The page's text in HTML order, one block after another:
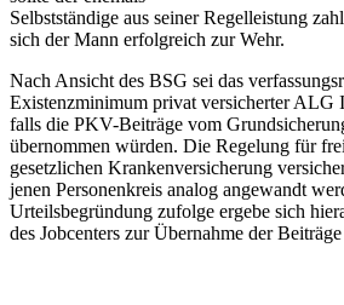
Selbstständige aus seiner Regelleistung
sich der Mann erfolgreich zur Wehr.
Nach Ansicht des BSG sei das
Existenzminimum privat versicherter ALG
falls die PKV-Beiträge vom
übernommen würden. Die Regelung für
gesetzlichen Krankenversicherung
jenen Personenkreis analog angewandt
Urteilsbegründung zufolge ergebe sich
des Jobcenters zur Übernahme der